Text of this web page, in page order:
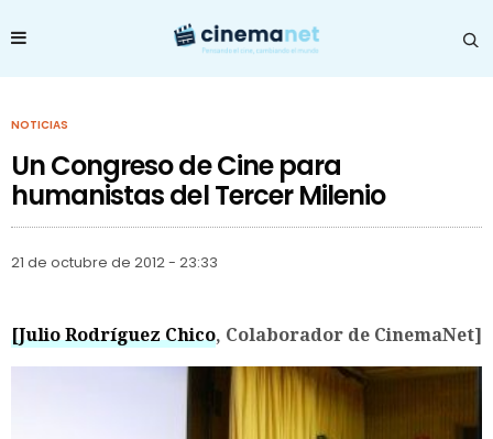
NOTICIAS
Un Congreso de Cine para
humanistas del Tercer Milenio
21 de octubre de 2012 - 23:33
[Julio Rodríguez Chico, Colaborador de CinemaNet]